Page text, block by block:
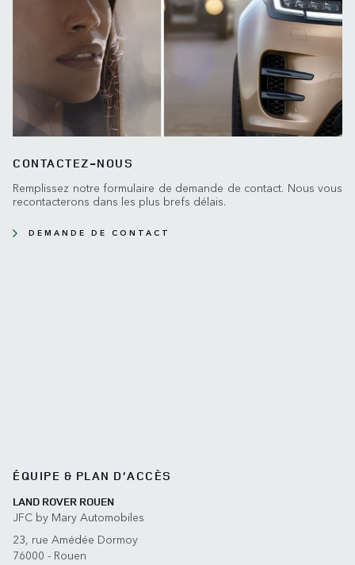
CONTACTEZ-NOUS
Remplissez notre formulaire de demande de contact. Nous vous
recontacterons dans les plus brefs délais.
DEMANDE DE CONTACT
ÉQUIPE & PLAN D’ACCÈS
LAND ROVER ROUEN
JFC by Mary Automobiles
23, rue Amédée Dormoy
76000 - Rouen